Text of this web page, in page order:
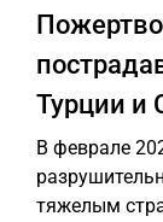
Турции и
В феврале
тяжелым